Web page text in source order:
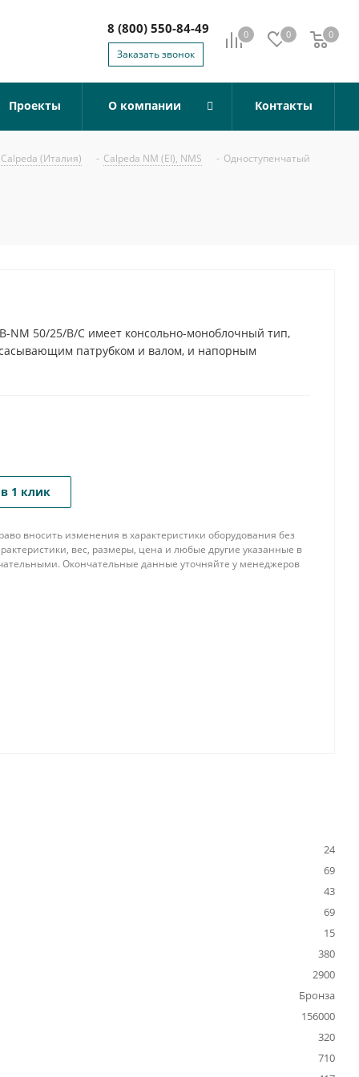
0 0 0
0
8 (800) 550-84-49
Заказать звонок
Проекты О компании Контакты
(Италия) - Calpeda NM (EI), NMS - Одноступенчатый
NM 50/25/B/C имеет консольно-моноблочный тип,
патрубком и валом, и напорным
1 клик
вносить изменения в характеристики оборудования без
вес, размеры, цена и любые другие указанные в
Окончательные данные уточняйте у менеджеров
24
69
43
69
15
380
2900
Бронза
156000
320
710